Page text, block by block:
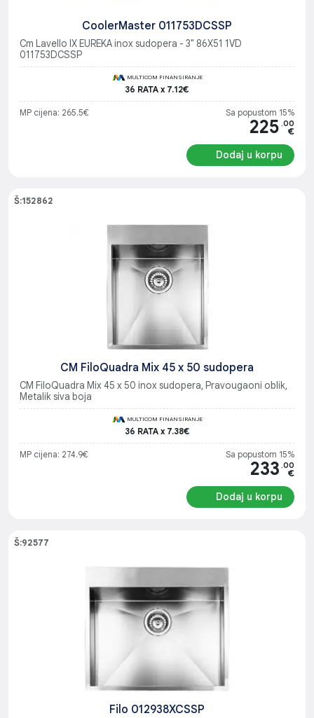
CoolerMaster 011753DCSSP
Cm Lavello IX EUREKA inox sudopera - 3" 86X51 1VD
011753DCSSP
MULTICOM FINANSIRANJE
36 RATA x 7.12€
MP cijena: 265.5€ Sa popustom 15%
225 .00
€
Dodaj u korpu
Š:152862
CM FiloQuadra Mix 45 x 50 sudopera
CM FiloQuadra Mix 45 x 50 inox sudopera, Pravougaoni oblik,
Metalik siva boja
MULTICOM FINANSIRANJE
36 RATA x 7.38€
MP cijena: 274.9€ Sa popustom 15%
233 .00
€
Dodaj u korpu
Š:92577
Filo 012938XCSSP